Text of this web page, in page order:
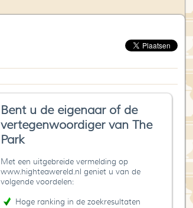
Bent u de eigenaar of de
vertegenwoordiger van The
Park
Met een uitgebreide vermelding op
www.highteawereld.nl geniet u van de
volgende voordelen:
Hoge ranking in de zoekresultaten